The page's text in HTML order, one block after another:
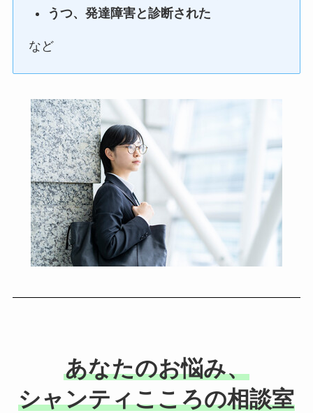
うつ、発達障害と診断された
など
あなたのお悩み、
シャンティこころの相談室